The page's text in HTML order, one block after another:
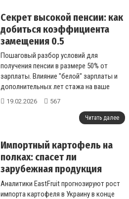
Секрет высокой пенсии: как
добиться коэффициента
замещения 0.5
Пошаговый разбор условий для
получения пенсии в размере 50% от
зарплаты. Влияние "белой" зарплаты и
дополнительных лет стажа на ваше
будущее....
19.02.2026 567
Читать далее
Импортный картофель на
полках: спасет ли
зарубежная продукция
украинский рынок от
дефицита?
Аналитики EastFruit прогнозируют рост
импорта картофеля в Украину в конце